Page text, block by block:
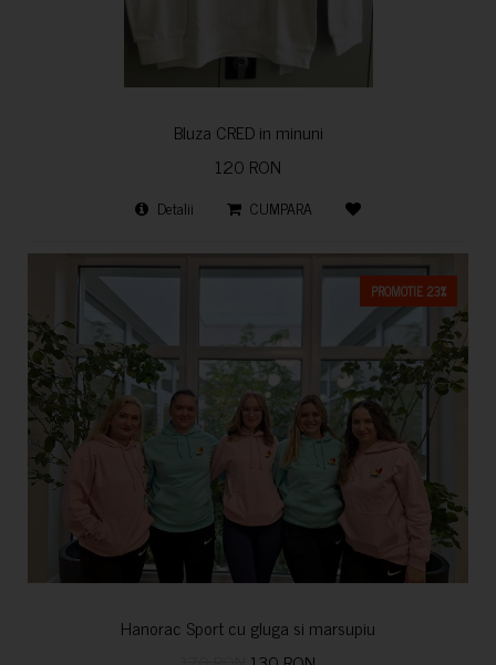
Bluza CRED in minuni
120 RON
Detalii CUMPARA
PROMOTIE 23%
Hanorac Sport cu gluga si marsupiu